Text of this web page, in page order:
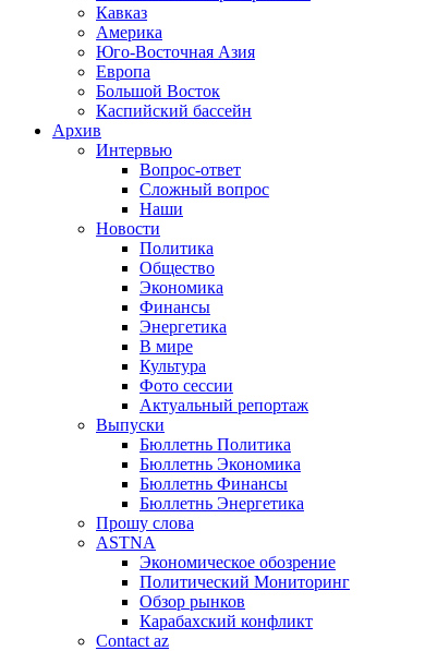
Кавказ
Америка
Юго-Восточная Азия
Европа
Большой Восток
Каспийский бассейн
Архив
Интервью
Вопрос-ответ
Сложный вопрос
Наши
Новости
Политика
Общество
Экономика
Финансы
Энергетика
В мире
Культура
Фото сессии
Актуальный репортаж
Выпуски
Бюллетнь Политика
Бюллетнь Экономика
Бюллетнь Финансы
Бюллетнь Энергетика
Прошу слова
ASTNA
Экономическое обозрение
Политический Мониторинг
Обзор рынков
Карабахский конфликт
Contact az